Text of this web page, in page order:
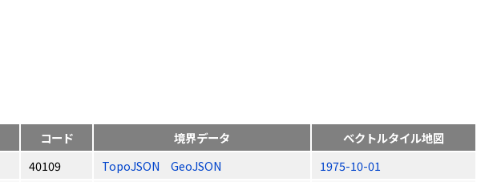
コード 境界データ
ベクトルタイル地図
40109 TopoJSON GeoJSON
1975-10-01